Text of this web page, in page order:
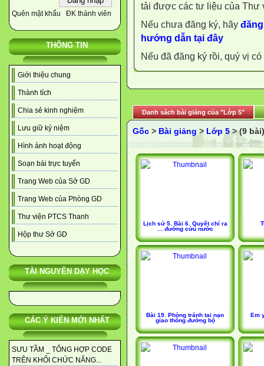
Quên mật khẩu ĐK thành viên
THÔNG TIN
Giới thiệu chung
Thành tích
Chia sẻ kinh nghiệm
Lưu giữ kỷ niệm
Hình ảnh hoạt động
Soạn bài trực tuyến
Trang Web của Sở GD
Trang Web của Phòng GD
Thư viện PTCS Thanh
Hộp thư Sở GD
TÀI NGUYÊN DẠY HỌC
CÁC Ý KIẾN MỚI NHẤT
SƯU TẦM _ TỔNG HỢP CODE
TRÊN KHỐI CHỨC NĂNG...
tải được các tư liệu của Thư
Nếu chưa đăng ký, hãy
hướng dẫn tại đây
Nếu đã đăng ký rồi, quý vị
Danh sách bài giảng của "Lớp 5"
Gốc > Bài giảng > Lớp 5> (9 bài)
Lịch sử 5. Bài 6. Quyết chí ra
... đường cứu nước
Bài 19. Phòng tránh tai nạn
giao thông đường bộ
Em